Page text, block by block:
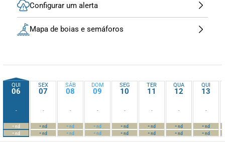
Configurar um alerta
Mapa de boias e semáforos
QUI
06
-
-nd
-nd
SEX
07
-
-nd
-nd
SÁB
08
-
-nd
-nd
DOM
09
-
-nd
-nd
SEG
10
-
-nd
-nd
TER
11
-
-nd
-nd
QUA
12
-
-nd
-nd
QUI
13
-
-nd
-nd